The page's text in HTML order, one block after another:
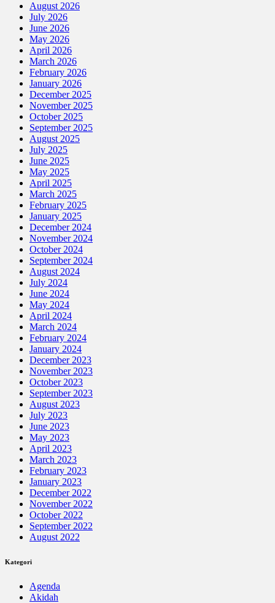
August 2026
July 2026
June 2026
May 2026
April 2026
March 2026
February 2026
January 2026
December 2025
November 2025
October 2025
September 2025
August 2025
July 2025
June 2025
May 2025
April 2025
March 2025
February 2025
January 2025
December 2024
November 2024
October 2024
September 2024
August 2024
July 2024
June 2024
May 2024
April 2024
March 2024
February 2024
January 2024
December 2023
November 2023
October 2023
September 2023
August 2023
July 2023
June 2023
May 2023
April 2023
March 2023
February 2023
January 2023
December 2022
November 2022
October 2022
September 2022
August 2022
Kategori
Agenda
Akidah